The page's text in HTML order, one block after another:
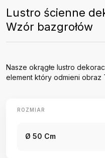
Lustro ścienne
Wzór bazgrołów
Nasze okrągłe lustro
element który odmieni obraz
ROZMIAR
Ø 50 Cm